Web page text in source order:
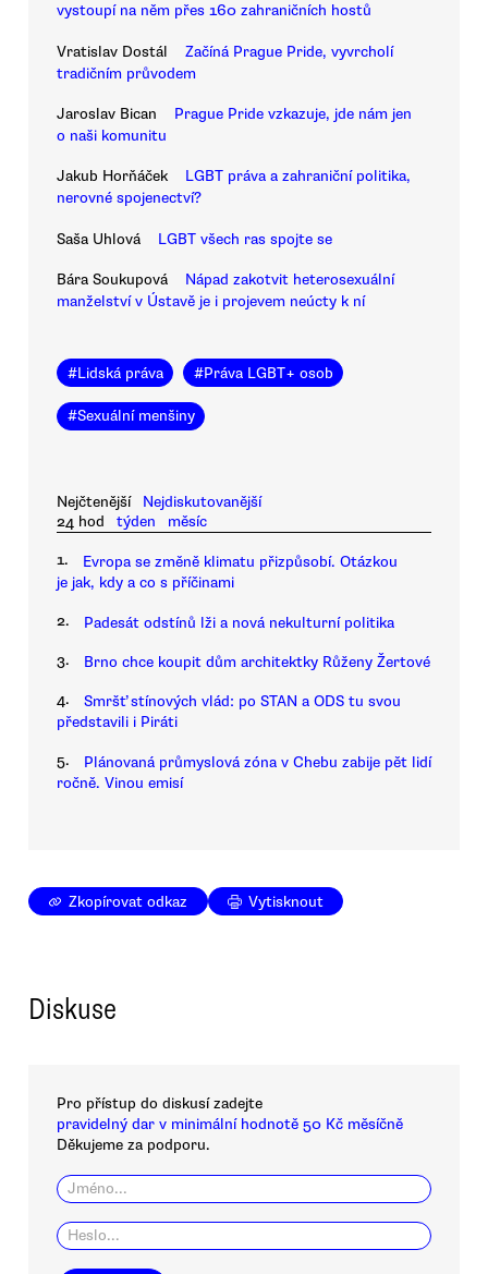
vystoupí na něm přes 160 zahraničních hostů
Vratislav Dostál
Začíná Prague Pride, vyvrcholí
tradičním průvodem
Jaroslav Bican
Prague Pride vzkazuje, jde nám jen
o naši komunitu
Jakub Horňáček
LGBT práva a zahraniční politika,
nerovné spojenectví?
Saša Uhlová LGBT všech ras spojte se
Bára Soukupová
Nápad zakotvit heterosexuální
manželství v Ústavě je i projevem neúcty k ní
#Lidská práva #Práva LGBT+ osob
#Sexuální menšiny
Nejčtenější
Nejdiskutovanější
24 hod
týden měsíc
1.
Evropa se změně klimatu přizpůsobí. Otázkou
je jak, kdy a co s příčinami
2. Padesát odstínů lži a nová nekulturní politika
3. Brno chce koupit dům architektky Růženy Žertové
4.
Smršť stínových vlád: po STAN a ODS tu svou
představili i Piráti
5.
Plánovaná průmyslová zóna v Chebu zabije pět lidí
ročně. Vinou emisí
Zkopírovat odkaz Vytisknout
Diskuse
Pro přístup do diskusí zadejte
pravidelný dar v minimální hodnotě 50 Kč měsíčně
Děkujeme za podporu.